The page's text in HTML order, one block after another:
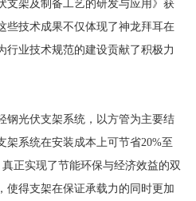
支架及制备工艺的研发与应用》获
些技术成果不仅体现了神龙拜耳在
行业技术规范的建设贡献了积极力
钢光伏支架系统，以方管为主要结
架系统在安装成本上可节省20%至
正实现了节能环保与经济效益的双
使得支架在保证承载力的同时更加